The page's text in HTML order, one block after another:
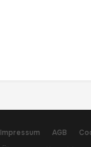
Impressum AGB